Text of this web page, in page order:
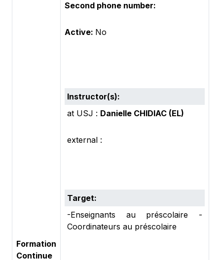
Formation
Continue
Second phone number:
Active: No
Instructor(s):
at USJ : Danielle CHIDIAC (EL)
external :
Target:
-Enseignants au préscolaire -
Coordinateurs au préscolaire